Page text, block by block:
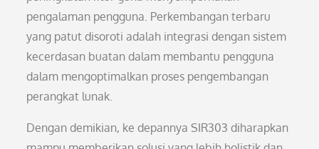
pengalaman pengguna. Perkembangan terbaru
yang patut disoroti adalah integrasi dengan sistem
kecerdasan buatan dalam membantu pengguna
dalam mengoptimalkan proses pengembangan
perangkat lunak.
Dengan demikian, ke depannya SIR303 diharapkan